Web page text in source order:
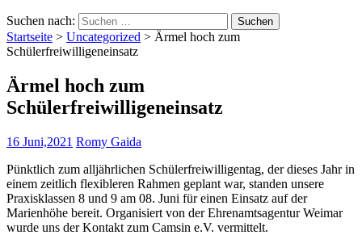
Suchen nach:
Startseite > Uncategorized > Ärmel hoch zum
Schülerfreiwilligeneinsatz
Ärmel hoch zum
Schülerfreiwilligeneinsatz
16 Juni,2021 Romy Gaida
Pünktlich zum alljährlichen Schülerfreiwilligentag, der dieses Jahr in
einem zeitlich flexibleren Rahmen geplant war, standen unsere
Praxisklassen 8 und 9 am 08. Juni für einen Einsatz auf der
Marienhöhe bereit. Organisiert von der Ehrenamtsagentur Weimar
wurde uns der Kontakt zum Camsin e.V. vermittelt.